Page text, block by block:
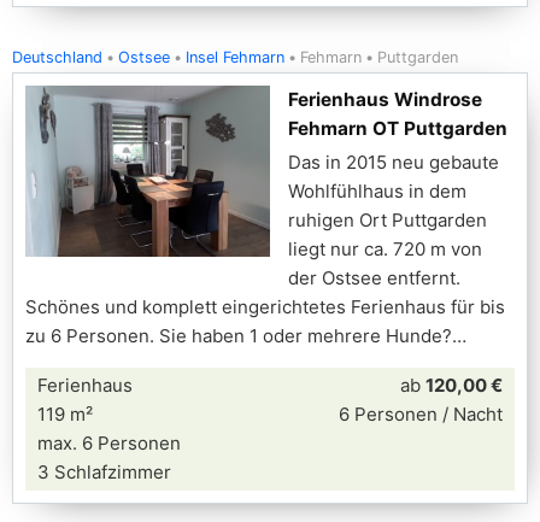
Deutschland Ostsee Insel Fehmarn Fehmarn Puttgarden
Ferienhaus Windrose
Fehmarn OT Puttgarden
Das in 2015 neu gebaute
Wohlfühlhaus in dem
ruhigen Ort Puttgarden
liegt nur ca. 720 m von
der Ostsee entfernt.
Schönes und komplett eingerichtetes Ferienhaus für bis
zu 6 Personen. Sie haben 1 oder mehrere Hunde?
Ferienhaus
119 m²
max. 6 Personen
3 Schlafzimmer
ab 120,00 €
6 Personen / Nacht